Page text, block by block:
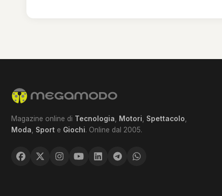
Magazine online di Tecnologia Motori Spettacolo
Moda
Sport e Giochi. Online dal 2005.